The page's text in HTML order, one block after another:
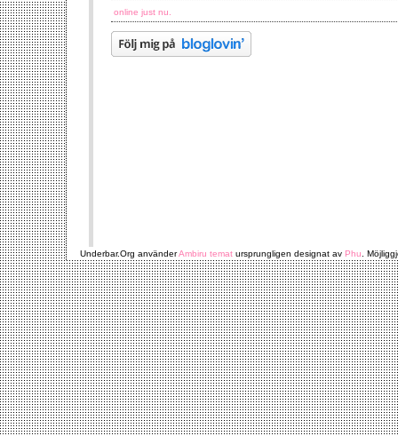
online just nu.
Underbar.Org använderAmbiru temat ursprungligen designat av Phu .